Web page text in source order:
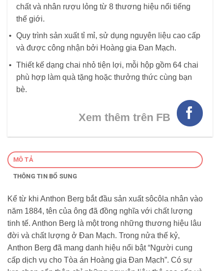
chất và nhân rượu lỏng từ 8 thương hiệu nổi tiếng
thế giới.
Quy trình sản xuất tỉ mỉ, sử dụng nguyên liệu cao cấp
và được công nhận bởi Hoàng gia Đan Mạch.
Thiết kế dạng chai nhỏ tiện lợi, mỗi hộp gồm 64 chai
phù hợp làm quà tặng hoặc thưởng thức cùng bạn
bè.
Xem thêm trên FB
MÔ TẢ
THÔNG TIN BỔ SUNG
Kể từ khi Anthon Berg bắt đầu sản xuất sôcôla nhân vào
năm 1884, tên của ông đã đồng nghĩa với chất lượng
tinh tế. Anthon Berg là một trong những thương hiệu lâu
đời và chất lượng ở Đan Mạch. Trong nửa thế kỷ,
Anthon Berg đã mang danh hiệu nổi bật “Người cung
cấp dịch vụ cho Tòa án Hoàng gia Đan Mạch”. Có sự